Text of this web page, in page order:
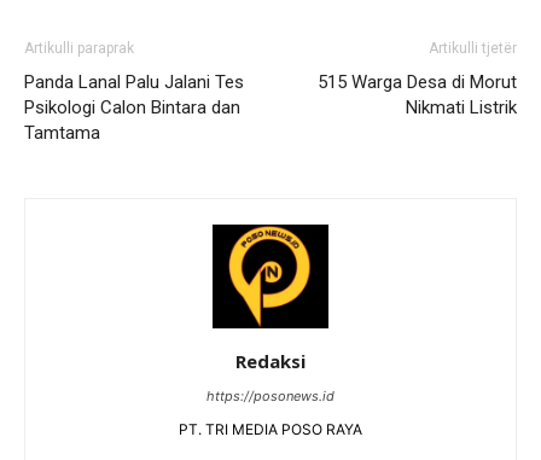
Artikulli paraprak
Panda Lanal Palu Jalani Tes
Psikologi Calon Bintara dan
Tamtama
Artikulli tjetër
515 Warga Desa di Morut
Nikmati Listrik
Redaksi
https://posonews.id
PT. TRI MEDIA POSO RAYA